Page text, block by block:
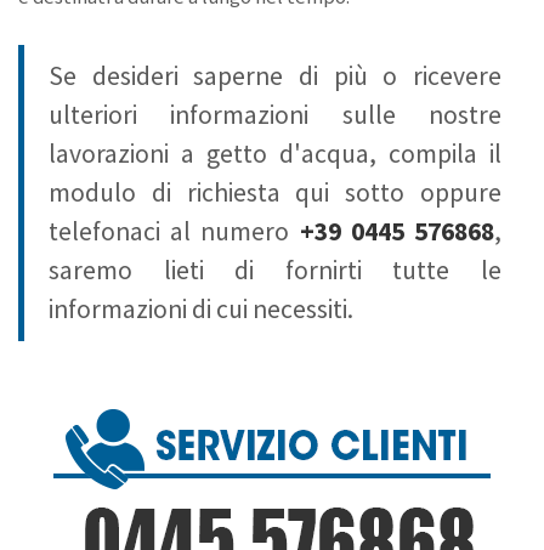
Se desideri saperne di più o ricevere
ulteriori informazioni sulle nostre
lavorazioni a getto d'acqua, compila il
modulo di richiesta qui sotto oppure
telefonaci al numero +39 0445 576868,
saremo lieti di fornirti tutte le
informazioni di cui necessiti.